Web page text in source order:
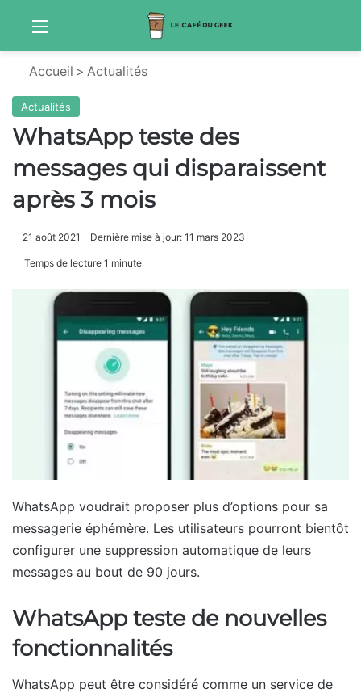
Menu
Accueil > Actualités
Actualités
WhatsApp teste des
messages qui disparaissent
après 3 mois
21 août 2021 Dernière mise à jour: 11 mars 2023
Temps de lecture 1 minute
WhatsApp voudrait proposer plus d’options pour sa
messagerie éphémère. Les utilisateurs pourront bientôt
configurer une suppression automatique de leurs
messages au bout de 90 jours.
WhatsApp teste de nouvelles
fonctionnalités
WhatsApp peut être considéré comme un service de